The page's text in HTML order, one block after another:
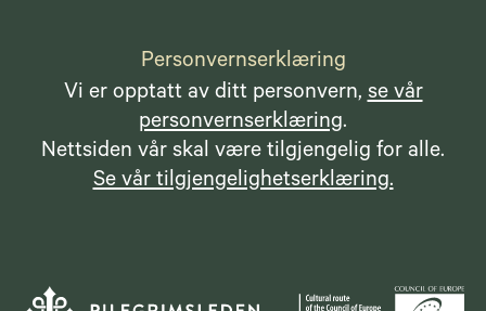
Personvernserklæring
Vi er opptatt av ditt personvern,se vår
personvernserklæring.
Nettsiden vår skal være tilgjengelig for alle.
Se vår tilgjengelighetserklæring.